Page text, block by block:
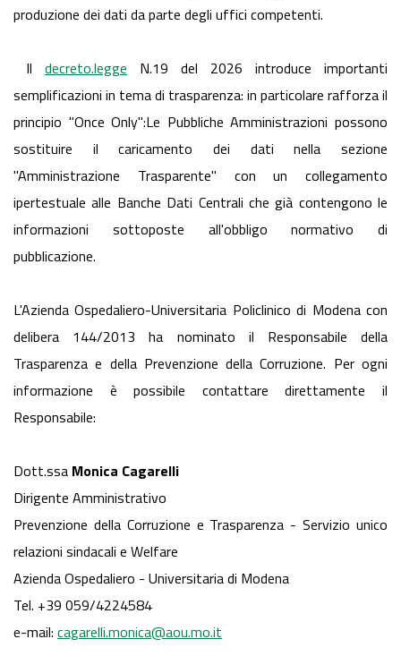
produzione dei dati da parte degli uffici competenti.
Il decreto.legge N.19 del 2026 introduce importanti
semplificazioni in tema di trasparenza: in particolare rafforza il
principio "Once Only":Le Pubbliche Amministrazioni possono
sostituire il caricamento dei dati nella sezione
"Amministrazione Trasparente" con un collegamento
ipertestuale alle Banche Dati Centrali che già contengono le
informazioni sottoposte all'obbligo normativo di
pubblicazione.
L'Azienda Ospedaliero-Universitaria Policlinico di Modena con
delibera 144/2013 ha nominato il Responsabile della
Trasparenza e della Prevenzione della Corruzione. Per ogni
informazione è possibile contattare direttamente il
Responsabile:
Dott.ssa Monica Cagarelli
Dirigente Amministrativo
Prevenzione della Corruzione e Trasparenza - Servizio unico
relazioni sindacali e Welfare
Azienda Ospedaliero - Universitaria di Modena
Tel. +39 059/4224584
e-mail: cagarelli.monica@aou.mo.it